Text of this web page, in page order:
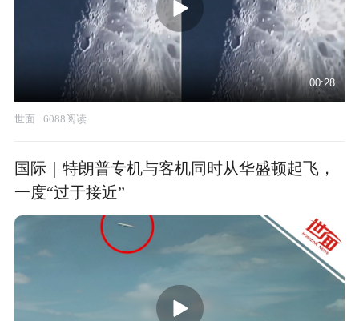
00:28
世面 6088阅读
国际｜特朗普专机与客机同时从华盛顿起飞，
一度“过于接近”